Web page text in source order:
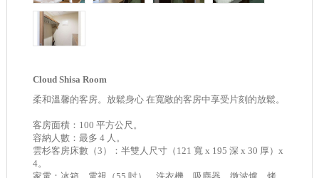
Cloud Shisa Room
柔和溫馨的客房。放鬆身心 在寬敞的客房中享受片刻的放鬆。
客房面積：100 平方公尺。
容納人數：最多 4 人。
雲杉客房床數（3）：半雙人尺寸（121 寬 x 195 深 x 30 厚）x
4。